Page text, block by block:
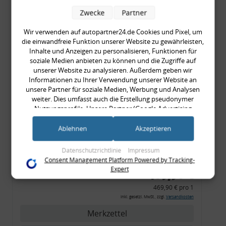
Clipse,
Montagewerkzeug)
inkl. gesetzl. MwSt., zzgl. Versandkosten
Merkzettel
Zum Artikel
Turbo Groove Disc Black
(2-teilig), VA, VW Golf 4
R32, Ø 334 mm
469,90 € pro 1
inkl. gesetzl. MwSt., zzgl. Versandkosten
Merkzettel
Wir verwenden auf autopartner24.de Cookies und Pixel, um
die einwandfreie Funktion unserer Website zu gewährleisten,
Inhalte und Anzeigen zu personalisieren, Funktionen für
soziale Medien anbieten zu können und die Zugriffe auf
unserer Website zu analysieren. Außerdem geben wir
Informationen zu Ihrer Verwendung unserer Website an
unsere Partner für soziale Medien, Werbung und Analysen
weiter. Dies umfasst auch die Erstellung pseudonymer
Nutzungsprofile. Unsere Partner (Google Advertising
Products) führen diese Informationen möglicherweise mit
weiteren Daten zusammen, die Sie ihnen bereitgestellt haben
im Rahmen Ihrer Nutzung der Dienste gesammelt haben
(bspw. Nutzungsdaten anderer Geräte). Ihre Einwilligung zur
Nutzung von Cookies und Pixeln können Sie jederzeit
widerrufen, indem Sie auf den Datenschutz-Button links
unten klicken und dort die entsprechenden Anpassungen
vornehmen.
Zwecke der Datenverarbeitung durch unsere Partner:
Datenschutzrichtlinie Impressum
Zwecke Partner
Ablehnen Akzeptieren
Consent Management Platform Powered by Tracking-
Expert